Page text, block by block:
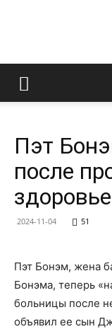
Пэт
после
2024-11-04 51
Пэт Бонэм, жена
Бонэма, теперь
больницы после
объявил ее сын